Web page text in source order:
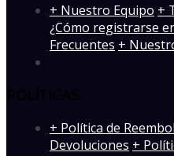
­+ Nuestro Equipo +
¿Cómo registrarse
Frecuentes +
+ Política de
Devoluciones +